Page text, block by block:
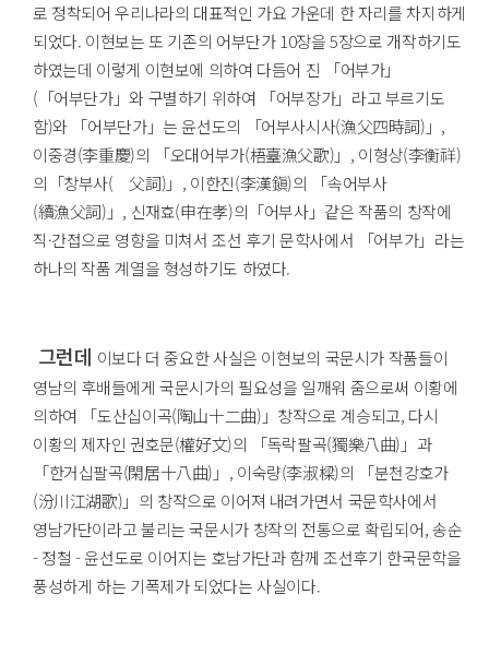
로 정착되어 우리나라의 대표적인 가요 가운데 한 자리를 차지하게
되었다. 이현보는 또 기존의 어부단가 10장을 5장으로 개작하기도
하였는데 이렇게 이현보에 의하여 다듬어 진 「어부가」
(「어부단가」와 구별하기 위하여 「어부장가」라고 부르기도
함)와 「어부단가」는 윤선도의 「어부사시사(漁父四時詞)」,
이중경(李重慶)의 「오대어부가(梧臺漁父歌)」, 이형상(李衡祥)
의「창부사( 父詞)」, 이한진(李漢鎭)의 「속어부사
(續漁父詞)」, 신재효(申在孝)의「어부사」같은 작품의 창작에
직·간접으로 영향을 미쳐서 조선 후기 문학사에서 「어부가」라는
하나의 작품 계열을 형성하기도 하였다.
그런데 이보다 더 중요한 사실은 이현보의 국문시가 작품들이
영남의 후배들에게 국문시가의 필요성을 일깨워 줌으로써 이황에
의하여 「도산십이곡(陶山十二曲)」창작으로 계승되고, 다시
이황의 제자인 권호문(權好文)의 「독락팔곡(獨樂八曲)」과
「한거십팔곡(閑居十八曲)」, 이숙량(李淑樑)의 「분천강호가
(汾川江湖歌)」의 창작으로 이어져 내려가면서 국문학사에서
영남가단이라고 불리는 국문시가 창작의 전통으로 확립되어, 송순
- 정철 - 윤선도로 이어지는 호남가단과 함께 조선후기 한국문학을
풍성하게 하는 기폭제가 되었다는 사실이다.